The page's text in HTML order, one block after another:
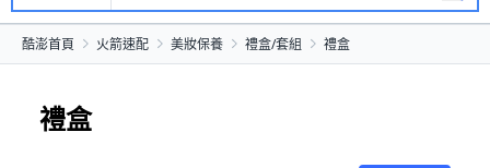
酷澎首頁 火箭速配 美妝保養 禮盒/套組 禮盒
禮盒